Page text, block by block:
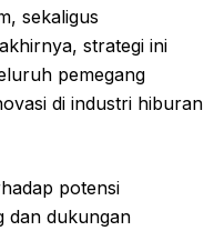
sekaligus
strategi ini
pemegang
di industri hiburan
potensi
dan dukungan